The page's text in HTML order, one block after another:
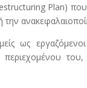
Plan)
την
ως
του,